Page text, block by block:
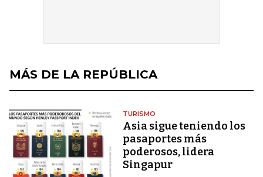
MÁS DE LA REPÚBLICA
TURISMO
Asia sigue teniendo los
pasaportes más
poderosos, lidera
Singapur